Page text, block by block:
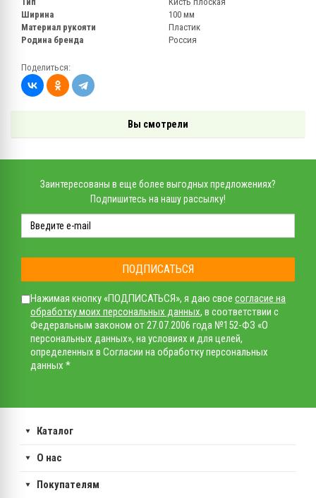
Ширина
100 мм
Материал рукояти
Пластик
Родина бренда
Россия
Поделиться:
Вы смотрели
Заинтересованы в еще более выгодных предложениях?
Подпишитесь на нашу рассылку!
ПОДПИСАТЬСЯ
Нажимая кнопку «ПОДПИСАТЬСЯ», я даю свое согласие на
обработку моих персональных данных, в соответствии с
Федеральным законом от 27.07.2006 года №152-ФЗ «О
персональных данных», на условиях и для целей,
определенных в Согласии на обработку персональных
данных *
Каталог
О нас
Покупателям